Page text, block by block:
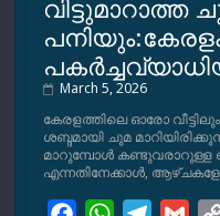
March 5, 2026
കേരളത്തിലെ ഓരോ
ശബ്ദമായി ചുമ
മാറുമ്പോള്‍
എന്നതിനേക്കാള്‍,